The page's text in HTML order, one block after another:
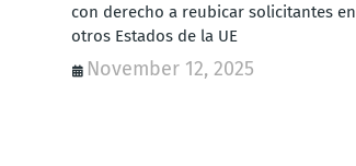
con derecho a reubicar solicitantes en
otros Estados de la UE
November 12, 2025